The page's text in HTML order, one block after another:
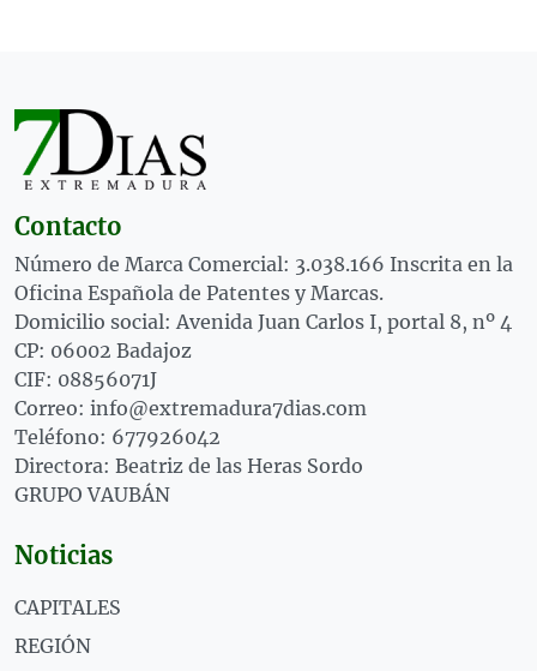
Contacto
Número de Marca Comercial: 3.038.166 Inscrita en la
Oficina Española de Patentes y Marcas.
Domicilio social: Avenida Juan Carlos I, portal 8, nº 4
CP: 06002 Badajoz
CIF: 08856071J
Correo: info@extremadura7dias.com
Teléfono: 677926042
Directora: Beatriz de las Heras Sordo
GRUPO VAUBÁN
Noticias
CAPITALES
REGIÓN